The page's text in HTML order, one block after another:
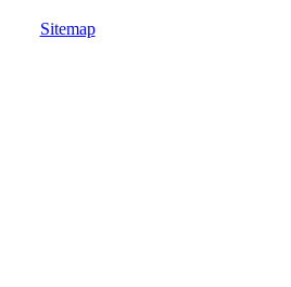
Sitemap